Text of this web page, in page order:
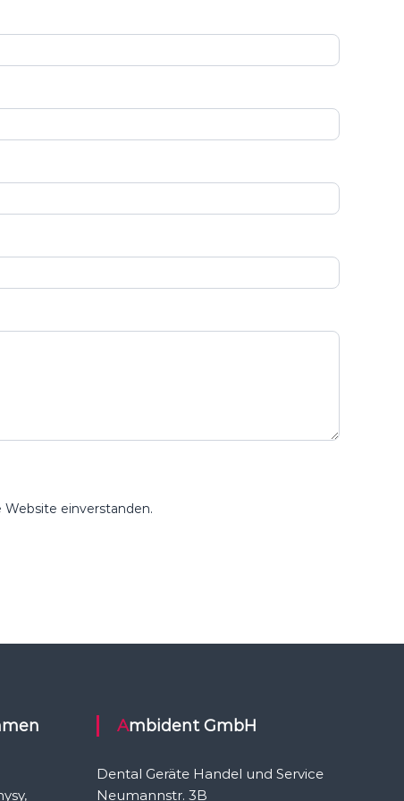
einverstanden.
Ambident GmbH
Dental Geräte Handel und Service
Neumannstr. 3B